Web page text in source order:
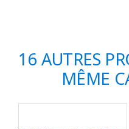
16 AUTRES
MÊME